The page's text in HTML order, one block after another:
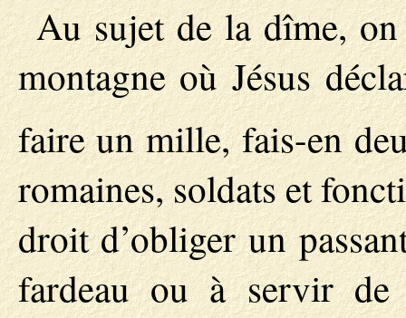
Au sujet de la dîme,
montagne où Jésus
faire un mille, fais-en
romaines, soldats et
droit d’obliger un
fardeau ou à servir de